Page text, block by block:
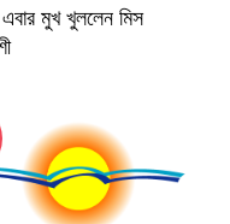
মুখ খুললেন মিস